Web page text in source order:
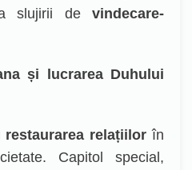
slujirii de vindecare-
și lucrarea Duhului
restaurarea relațiilor în
Capitol special,